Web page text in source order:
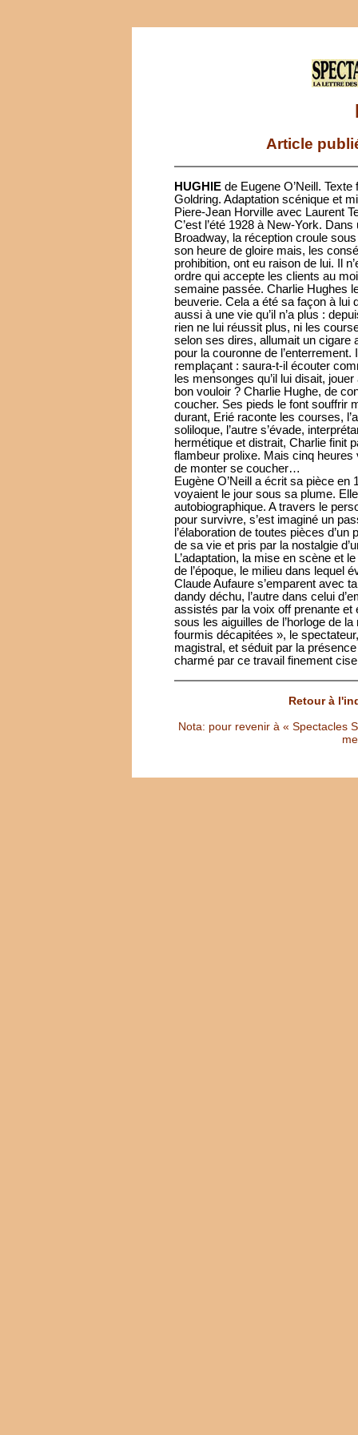
Article
HUGHIE de Eugene O’Neill.
Goldring. Adaptation scénique et
Piere-Jean Horville avec Laurent
C’est l’été 1928 à New-York.
Broadway, la réception croule
son heure de gloire mais, les
prohibition, ont eu raison de lui. Il
ordre qui accepte les clients au
semaine passée. Charlie Hughes
beuverie. Cela a été sa façon à lui
aussi à une vie qu’il n’a plus :
rien ne lui réussit plus, ni les
selon ses dires, allumait un cigare
pour la couronne de
remplaçant : saura-t-il écouter
les mensonges qu’il lui disait,
bon vouloir ? Charlie Hughe, de
coucher. Ses pieds le font souffrir
durant, Erié raconte les courses,
soliloque, l’autre s’évade,
hermétique et distrait, Charlie finit
flambeur prolixe. Mais cinq
de monter se coucher…
Eugène O’Neill a écrit sa pièce en
voyaient le jour sous sa plume.
autobiographique. A travers le
pour survivre, s’est imaginé un
l’élaboration de toutes pièces
de sa vie et pris par la nostalgie
L’adaptation, la mise en scène et
de l’époque, le milieu dans lequel
Claude Aufaure s’emparent avec
dandy déchu, l’autre dans celui
assistés par la voix off prenante
sous les aiguilles de l’horloge de
fourmis décapitées », le
magistral, et séduit par la
charmé par ce travail finement
Retour à
Nota: pour revenir à « Spectacles